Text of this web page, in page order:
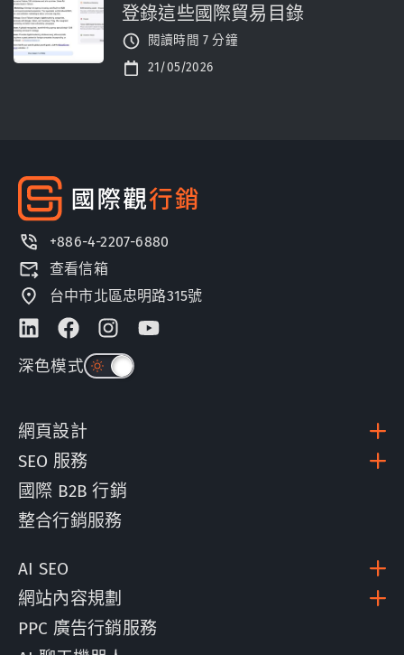
登錄這些國際貿易目錄
閱讀時間 7 分鐘
21/05/2026
+886-4-2207-6880
查看信箱
台中市北區忠明路315號
深色模式
網頁設計
SEO 服務
國際 B2B 行銷
整合行銷服務
AI SEO
網站內容規劃
PPC 廣告行銷服務